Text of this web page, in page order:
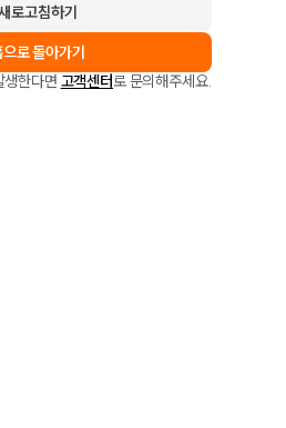
로고침하기
로 돌아가기
생한다면 고객센터로 문의해주세요.